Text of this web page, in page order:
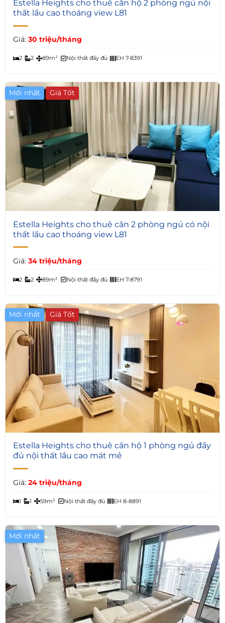
Estella Heights cho thuê căn hộ 2 phòng ngủ nội
thất lầu cao thoáng view L81
Giá: 30 triệu/tháng
2 2 89m² Nội thất đầy đủ EH 7-8391
Mới nhất Giá Tốt
6
Estella Heights cho thuê căn 2 phòng ngủ có nội
thất lầu cao thoáng view L81
Giá: 34 triệu/tháng
2 2 89m² Nội thất đầy đủ EH 7-8791
Mới nhất Giá Tốt
5
Estella Heights cho thuê căn hộ 1 phòng ngủ đầy
đủ nội thất lầu cao mát mẻ
Giá: 24 triệu/tháng
1 1 59m² Nội thất đầy đủ EH 8-8891
Mới nhất